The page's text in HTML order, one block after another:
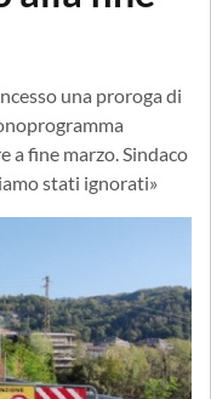
una proroga di
a fine marzo. Sindaco
stati ignorati»